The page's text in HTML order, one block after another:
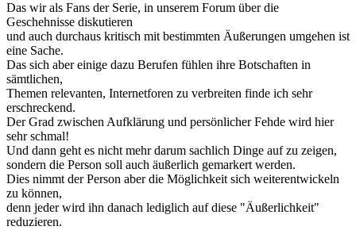
Das wir als Fans der Serie, in unserem Forum über die
Geschehnisse diskutieren
und auch durchaus kritisch mit bestimmten Äußerungen umgehen ist
eine Sache.
Das sich aber einige dazu Berufen fühlen ihre Botschaften in
sämtlichen,
Themen relevanten, Internetforen zu verbreiten finde ich sehr
erschreckend.
Der Grad zwischen Aufklärung und persönlicher Fehde wird hier
sehr schmal!
Und dann geht es nicht mehr darum sachlich Dinge auf zu zeigen,
sondern die Person soll auch äußerlich gemarkert werden.
Dies nimmt der Person aber die Möglichkeit sich weiterentwickeln
zu können,
denn jeder wird ihn danach lediglich auf diese "Äußerlichkeit"
reduzieren.